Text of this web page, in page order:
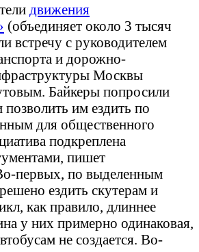
движения
(объединяет около 3 тысяч
встречу с руководителем
и дорожно-
Москвы
Байкеры попросили
позволить им ездить по
для общественного
подкреплена
пишет
первых, по выделенным
ездить скутерам и
как правило, длиннее
у них примерно одинаковая,
не создается. Во-